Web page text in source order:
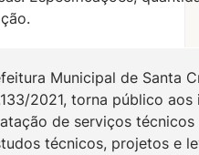
Municipal de Santa
2021, torna público
de serviços
técnicos, projetos e